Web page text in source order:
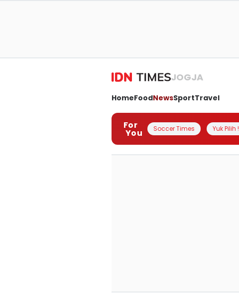
JOGJA
HomeFoodNewsSportTravel
For
You Soccer Times Yuk Pilih !